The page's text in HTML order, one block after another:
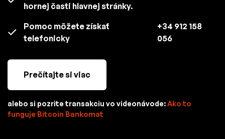
hornej časti hlavnej stránky.
Pomoc môžete získať
telefonicky
+34 912 158
056
Prečítajte si viac
alebo si pozrite transakciu vo videonávode:Ako to
funguje Bitcoin Bankomat